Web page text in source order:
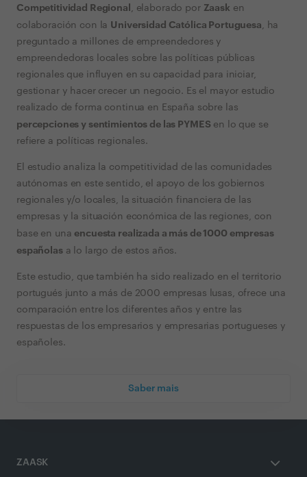
Competitividad Regional , elaborado por Zaask en
colaboración con la Universidad Católica Portuguesa , ha
preguntado a millones de empreendedores y
empreendedoras locales sobre las políticas públicas
regionales que influyen en su capacidad para iniciar,
gestionar y hacer crecer un negocio. Es el mayor estudio
realizado de forma continua en España sobre las
percepciones y sentimientos de las PYMES en lo que se
refiere a políticas regionales.
El estudio analiza la competitividad de las comunidades
autónomas en este sentido, el apoyo de los gobiernos
regionales y/o locales, la situación financiera de las
empresas y la situación económica de las regiones, con
base en una encuesta realizada a más de 1000 empresas
españolasa lo largo de estos años.
Este estudio, que también ha sido realizado en el territorio
portugués junto a más de 2000 empresas lusas, ofrece una
comparación entre los diferentes años y entre las
respuestas de los empresarios y empresarias portugueses y
españoles.
Saber mais
ZAASK